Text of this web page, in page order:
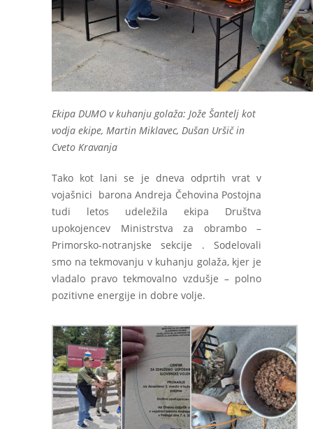
Ekipa DUMO v kuhanju golaža: Jože Šantelj kot
vodja ekipe, Martin Miklavec, Dušan Uršič in
Cveto Kravanja
Tako kot lani se je dneva odprtih vrat v
vojašnici barona Andreja Čehovina Postojna
tudi letos udeležila ekipa Društva
upokojencev Ministrstva za obrambo –
Primorsko-notranjske sekcije . Sodelovali
smo na tekmovanju v kuhanju golaža, kjer je
vladalo pravo tekmovalno vzdušje – polno
pozitivne energije in dobre volje.